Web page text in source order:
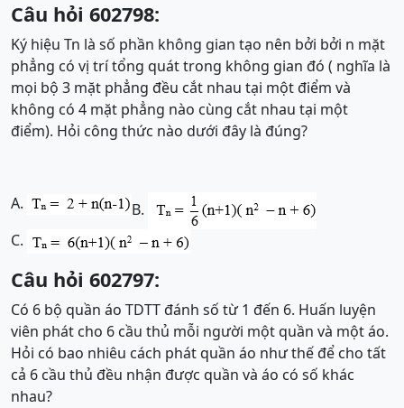
Câu hỏi 602798:
Ký hiệu Tn là số phần không gian tạo nên bởi bởi n mặt
phẳng có vị trí tổng quát trong không gian đó ( nghĩa là
mọi bộ 3 mặt phẳng đều cắt nhau tại một điểm và
không có 4 mặt phẳng nào cùng cắt nhau tại một
điểm). Hỏi công thức nào dưới đây là đúng?
A.
B.
C.
Câu hỏi 602797:
Có 6 bộ quần áo TDTT đánh số từ 1 đến 6. Huấn luyện
viên phát cho 6 cầu thủ mỗi người một quần và một áo.
Hỏi có bao nhiêu cách phát quần áo như thế để cho tất
cả 6 cầu thủ đều nhận được quần và áo có số khác
nhau?